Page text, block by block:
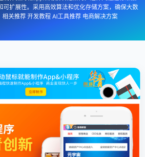
可扩展性。采用高效算法和优化存储方案，确保大数
相关推荐 开发教程 AI工具推荐 电商解决方案